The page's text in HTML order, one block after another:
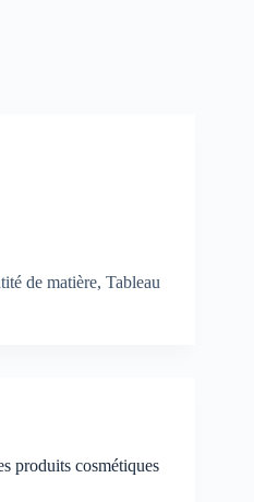
de matière, Tableau
produits cosmétiques